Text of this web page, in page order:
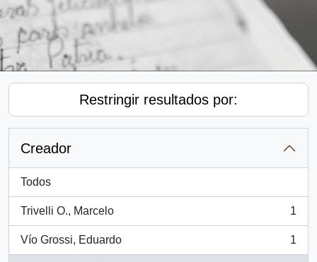
Restringir resultados por:
Creador
Todos
Trivelli O., Marcelo
, 1 resultados
1
Vío Grossi, Eduardo
, 1 resultados
1